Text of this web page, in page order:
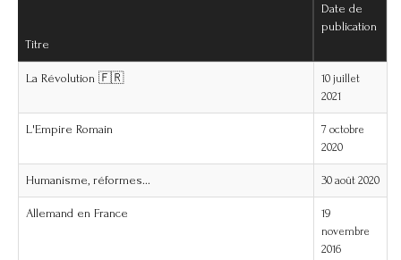
Titre
Date de
publication
La Révolution 🇫🇷
10 juillet
2021
L'Empire Romain
7 octobre
2020
Humanisme, réformes... 30 août 2020
Allemand en France
19
novembre
2016